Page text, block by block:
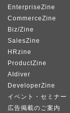
EnterpriseZine
CommerceZine
Biz/Zine
SalesZine
HRzine
ProductZine
AIdiver
DeveloperZine
イベント・セミナー
広告掲載のご案内